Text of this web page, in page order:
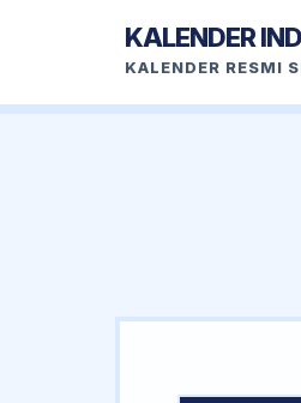
KALENDER
KALENDER RESMI